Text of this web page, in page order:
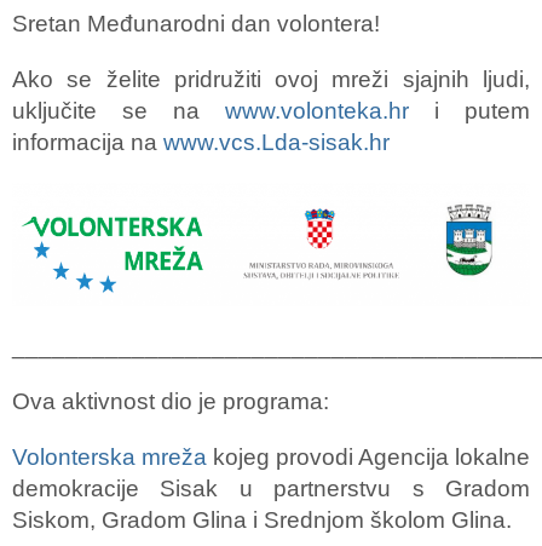
Sretan Međunarodni dan volontera!
Ako se želite pridružiti ovoj mreži sjajnih ljudi,
uključite se na www.volonteka.hr i putem
informacija na www.vcs.Lda-sisak.hr
Ova aktivnost dio je programa:
Volonterska mreža kojeg provodi Agencija lokalne
demokracije Sisak u partnerstvu s Gradom
Siskom, Gradom Glina i Srednjom školom Glina.